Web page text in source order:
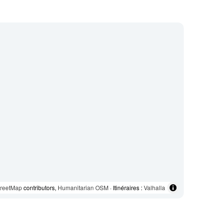
contributors, Humanitarian OSM · Itinéraires :Valhalla